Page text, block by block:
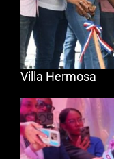
Villa Hermosa